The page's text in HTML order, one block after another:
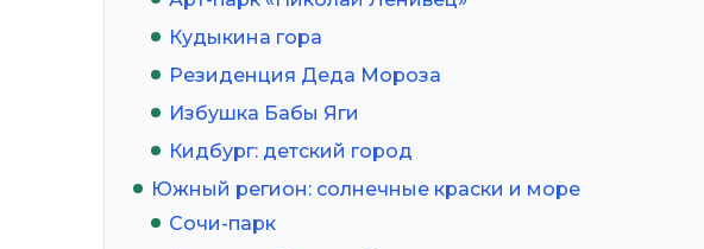
Кудыкина гора
Резиденция Деда Мороза
Избушка Бабы Яги
Кидбург: детский город
Южный регион: солнечные краски и море
Сочи-парк